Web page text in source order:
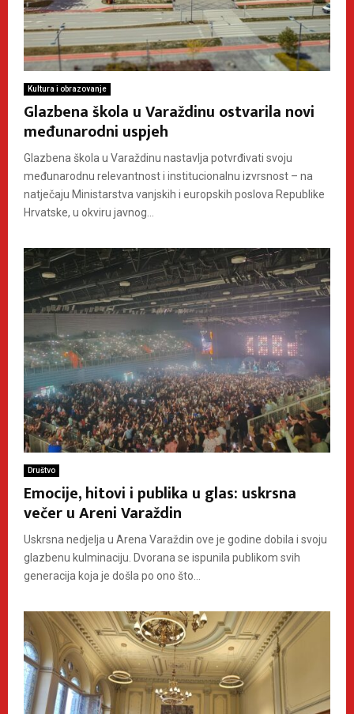
Kultura i obrazovanje
Glazbena škola u Varaždinu ostvarila novi
međunarodni uspjeh
Glazbena škola u Varaždinu nastavlja potvrđivati svoju
međunarodnu relevantnost i institucionalnu izvrsnost – na
natječaju Ministarstva vanjskih i europskih poslova Republike
Hrvatske, u okviru javnog...
Društvo
Emocije, hitovi i publika u glas: uskrsna
večer u Areni Varaždin
Uskrsna nedjelja u Arena Varaždin ove je godine dobila i svoju
glazbenu kulminaciju. Dvorana se ispunila publikom svih
generacija koja je došla po ono što...